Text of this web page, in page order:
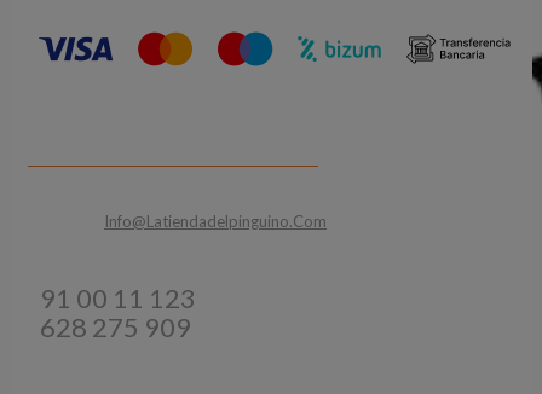
Info@latiendadelpinguino.com
91 00 11 123
628 275 909